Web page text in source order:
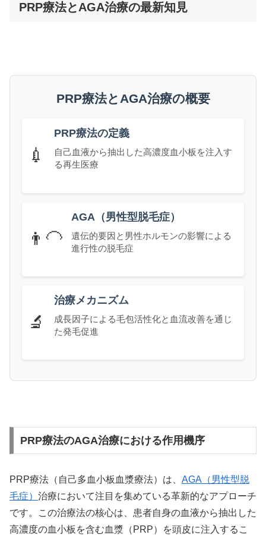
PRP療法とAGA治療の最新知見
PRP療法とAGA治療の概要
💉
PRP療法の定義
自己血液から抽出した高濃度血小板を注入す
る再生医療
👨‍🦲
AGA（男性型脱毛症）
遺伝的要因と男性ホルモンの影響による
進行性の脱毛症
🔬
治療メカニズム
成長因子による毛包活性化と血流改善を通じ
た発毛促進
PRP療法のAGA治療における作用機序
PRP療法（自己多血小板血漿療法）は、 AGA（男性型脱
毛症） 治療において注目を集めている革新的なアプローチ
です。この治療法の核心は、患者自身の血液から抽出した
高濃度の血小板を含む血漿（PRP）を頭皮に注入するこ